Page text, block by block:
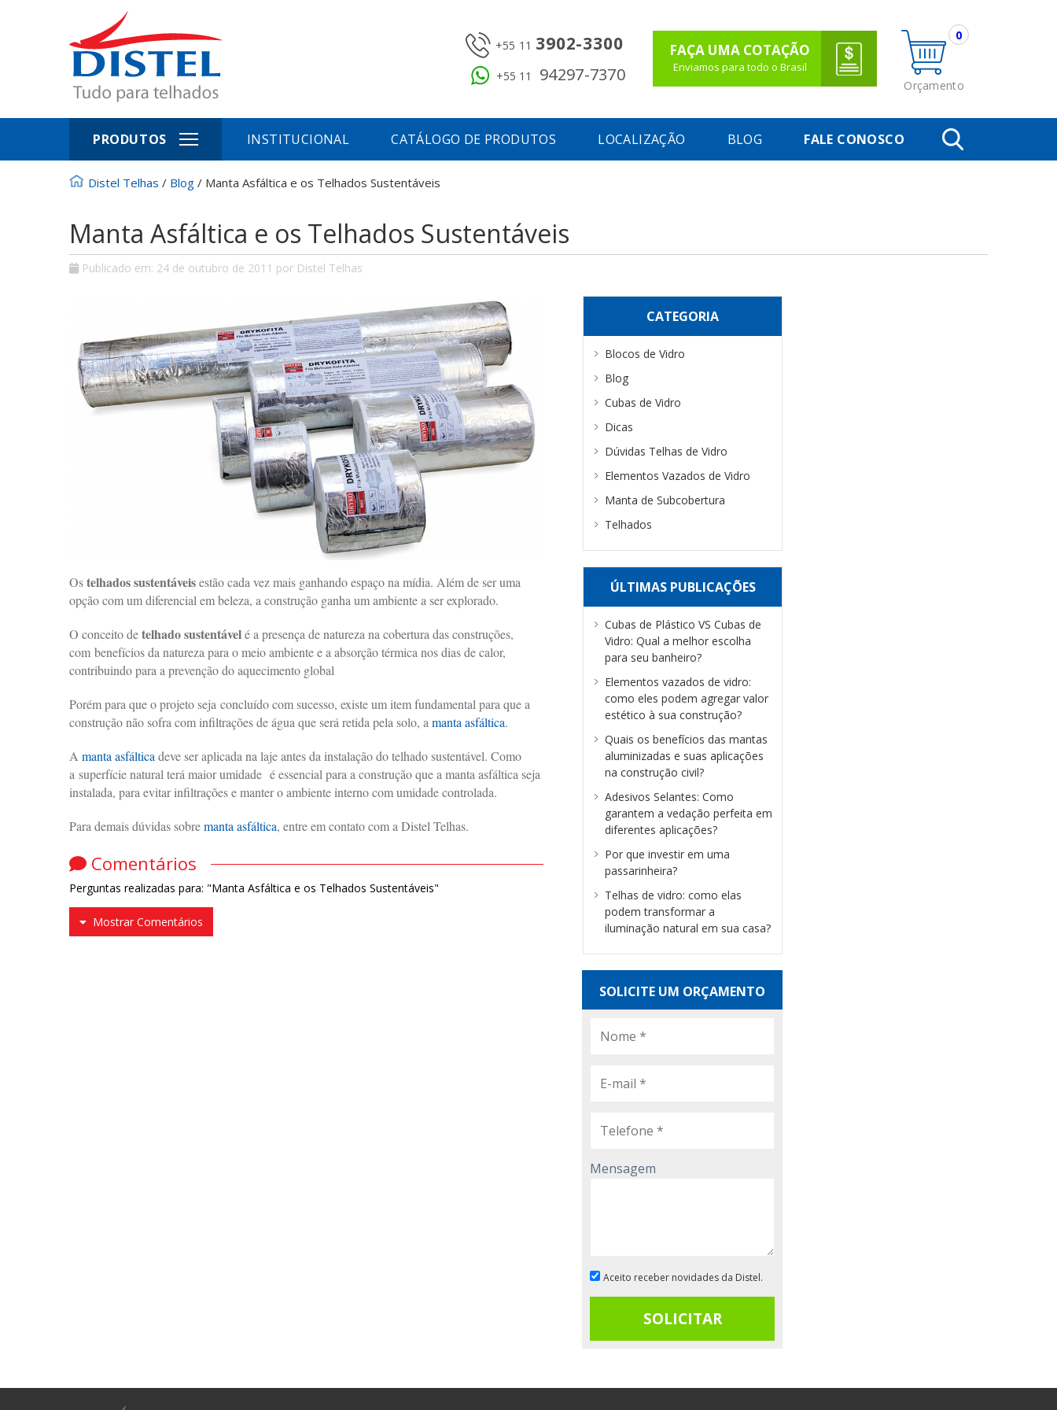
+55 11 3902-3300
+55 11 94297-7370
FAÇA UMA COTAÇÃO
Enviamos para todo o Brasil
Orçamento
0
PRODUTOS INSTITUCIONAL CATÁLOGO DE PRODUTOS LOCALIZAÇÃO BLOG FALE CONOSCO
Distel Telhas / Blog / Manta Asfáltica e os Telhados Sustentáveis
Manta Asfáltica e os Telhados Sustentáveis
Publicado em: 24 de outubro de 2011 por Distel Telhas
Ostelhados sustentáveisestão cada vez mais ganhando espaço na mídia. Além de ser uma
opção com um diferencial em beleza, a construção ganha um ambiente a ser explorado.
O conceito detelhado sustentávelé a presença de natureza na cobertura das construções,
com benefícios da natureza para o meio ambiente e a absorção térmica nos dias de calor,
contribuindo para a prevenção do aquecimento global
Porém para que o projeto seja concluído com sucesso, existe um item fundamental para que a
construção não sofra com infiltrações de água que será retida pela solo, a manta asfáltica.
A manta asfáltica deve ser aplicada na laje antes da instalação do telhado sustentável. Como
a superfície natural terá maior umidade é essencial para a construção que a manta asfáltica seja
instalada, para evitar infiltrações e manter o ambiente interno com umidade controlada.
Para demais dúvidas sobremanta asfáltica, entre em contato com a Distel Telhas.
Comentários
Perguntas realizadas para: "Manta Asfáltica e os Telhados Sustentáveis"
Mostrar Comentários
CATEGORIA
Blocos de Vidro
Blog
Cubas de Vidro
Dicas
Dúvidas Telhas de Vidro
Elementos Vazados de Vidro
Manta de Subcobertura
Telhados
ÚLTIMAS PUBLICAÇÕES
Cubas de Plástico VS Cubas de
Vidro: Qual a melhor escolha
para seu banheiro?
Elementos vazados de vidro:
como eles podem agregar valor
estético à sua construção?
Quais os benefícios das mantas
aluminizadas e suas aplicações
na construção civil?
Adesivos Selantes: Como
garantem a vedação perfeita em
diferentes aplicações?
Por que investir em uma
passarinheira?
Telhas de vidro: como elas
podem transformar a
iluminação natural em sua casa?
SOLICITE UM ORÇAMENTO
Mensagem
Aceito receber novidades da Distel.
SOLICITAR